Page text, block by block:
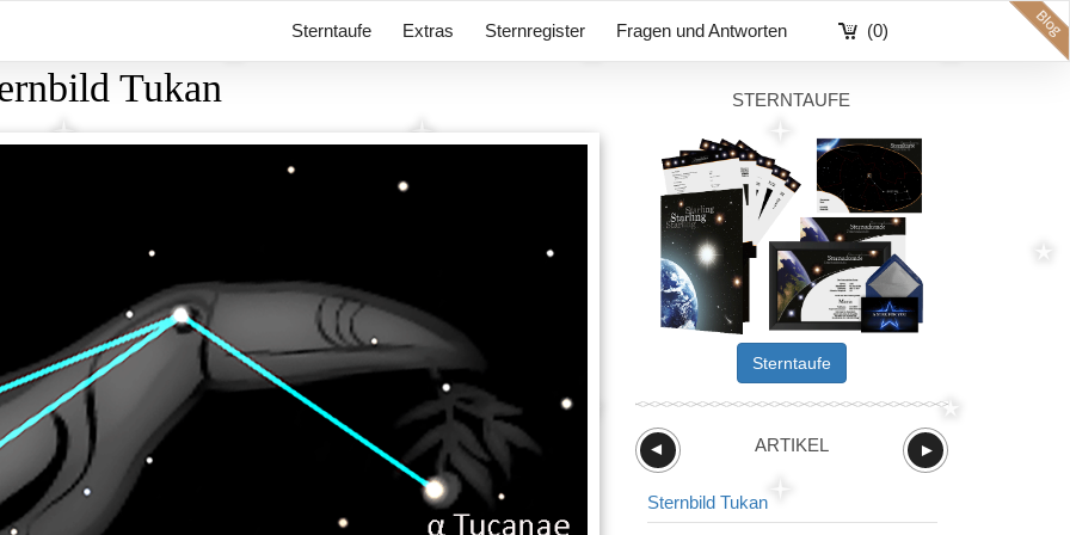
(0)
Sterntaufe Extras Sternregister Fragen und Antworten
Tukan STERNTAUFE
Sterntaufe
ARTIKEL ►
►
Sternbild Tukan